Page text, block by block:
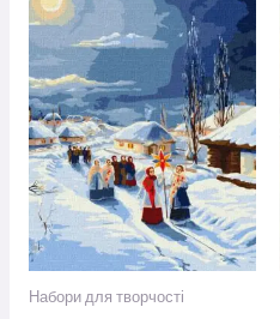
Набори для творчості